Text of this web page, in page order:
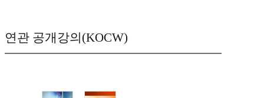
연관 공개강의(KOCW)